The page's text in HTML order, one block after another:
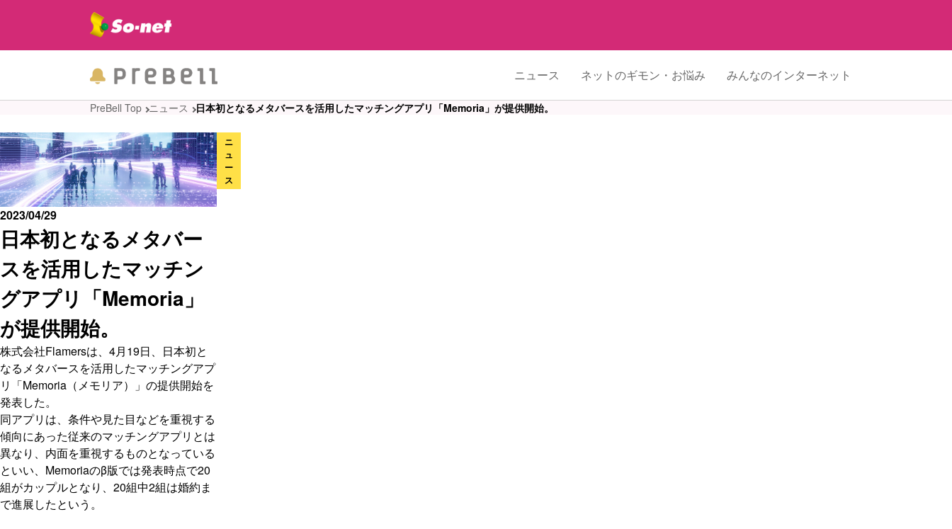
ニュース ネットのギモン・お悩み みんなのインターネット
PreBell Top ニュース 日本初となるメタバースを活用したマッチングアプリ「Memoria」が提供開始。
ニ
ュ
ー
ス
日本初となるメタバー
スを活用したマッチン
グアプリ「Memoria」
が提供開始。
2023/04/29
株式会社Flamersは、4月19日、日本初と
なるメタバースを活用したマッチングアプ
リ「Memoria（メモリア）」の提供開始を
発表した。
同アプリは、条件や見た目などを重視する
傾向にあった従来のマッチングアプリとは
異なり、内面を重視するものとなっている
といい、Memoriaのβ版では発表時点で20
組がカップルとなり、20組中2組は婚約ま
で進展したという。